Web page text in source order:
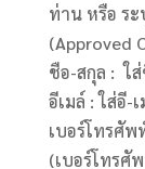
ท่าน หรือ ร
(Approved
ชือ-สกุล : ใ
อีเมล์ : ใส่อี-
เบอร์โทรศั
(เบอร์โทรศั